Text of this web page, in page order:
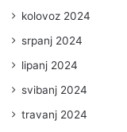
kolovoz 2024
srpanj 2024
lipanj 2024
svibanj 2024
travanj 2024